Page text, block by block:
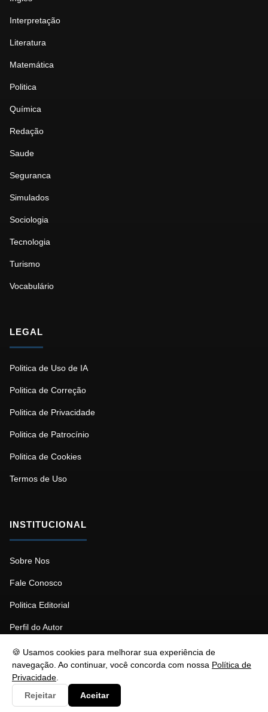
🍪 Usamos cookies para melhorar sua experiência de
navegação. Ao continuar, você concorda com nossa Política de
Privacidade
Rejeitar
Aceitar
Interpretação
Literatura
Matemática
Politica
Química
Redação
Saude
Seguranca
Simulados
Sociologia
Tecnologia
Turismo
Vocabulário
LEGAL
Politica de Uso de IA
Politica de Correção
Politica de Privacidade
Politica de Patrocínio
Politica de Cookies
Termos de Uso
INSTITUCIONAL
Sobre Nos
Fale Conosco
Politica Editorial
Perfil do Autor
© 2026 Psicopedagogia. Todos os direitos reservados.
Responsável: Stéfano Barcellos | contato@nztbr.com